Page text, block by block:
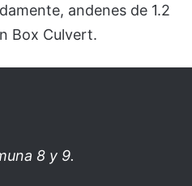
andenes de 1.2
Box Culvert.
8 y 9.